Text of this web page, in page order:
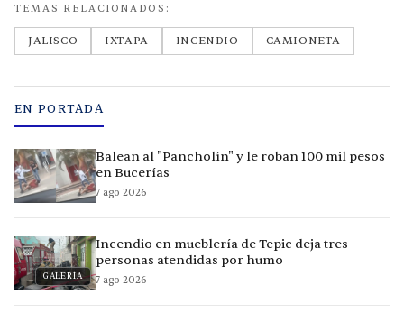
TEMAS RELACIONADOS:
JALISCO IXTAPA INCENDIO CAMIONETA
EN PORTADA
Balean al "Pancholín" y le roban 100 mil pesos
en Bucerías
7 ago 2026
GALERÍA
Incendio en mueblería de Tepic deja tres
personas atendidas por humo
7 ago 2026